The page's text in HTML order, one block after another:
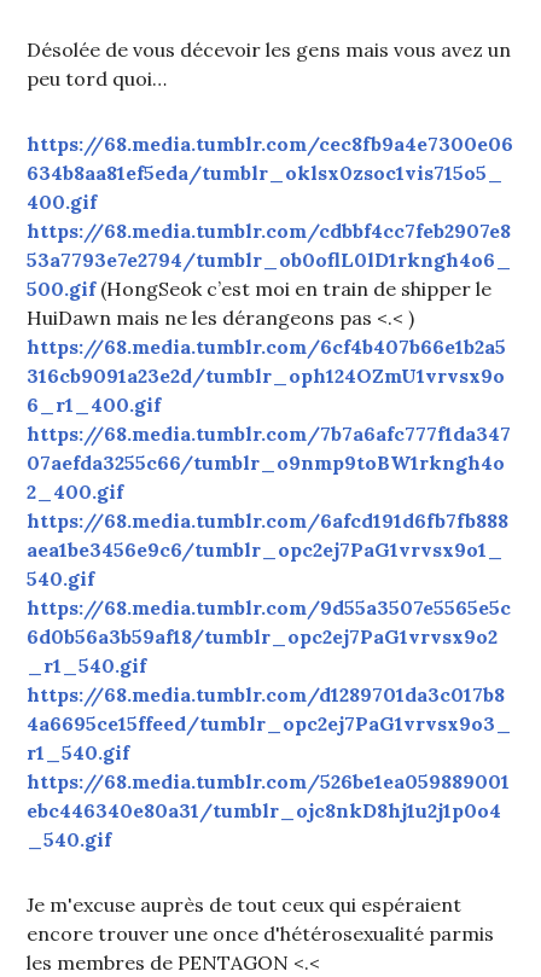
Désolée de vous décevoir les gens mais vous avez un
peu tord quoi…
https://68.media.tumblr.com/cec8fb9a4e7300e06
634b8aa81ef5eda/tumblr_oklsx0zsoc1vis715o5_
400.gif
https://68.media.tumblr.com/cdbbf4cc7feb2907e8
53a7793e7e2794/tumblr_ob0oflL0lD1rkngh4o6_
500.gif(HongSeok c’est moi en train de shipper le
HuiDawn mais ne les dérangeons pas <.< )
https://68.media.tumblr.com/6cf4b407b66e1b2a5
316cb9091a23e2d/tumblr_oph124OZmU1vrvsx9o
6_r1_400.gif
https://68.media.tumblr.com/7b7a6afc777f1da347
07aefda3255c66/tumblr_o9nmp9toBW1rkngh4o
2_400.gif
https://68.media.tumblr.com/6afcd191d6fb7fb888
aea1be3456e9c6/tumblr_opc2ej7PaG1vrvsx9o1_
540.gif
https://68.media.tumblr.com/9d55a3507e5565e5c
6d0b56a3b59af18/tumblr_opc2ej7PaG1vrvsx9o2
_r1_540.gif
https://68.media.tumblr.com/d1289701da3c017b8
4a6695ce15ffeed/tumblr_opc2ej7PaG1vrvsx9o3_
r1_540.gif
https://68.media.tumblr.com/526be1ea059889001
ebc446340e80a31/tumblr_ojc8nkD8hj1u2j1p0o4
_540.gif
Je m'excuse auprès de tout ceux qui espéraient
encore trouver une once d'hétérosexualité parmis
les membres de PENTAGON <.<